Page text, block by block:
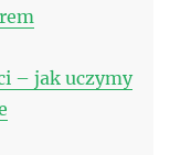
– jak uczymy